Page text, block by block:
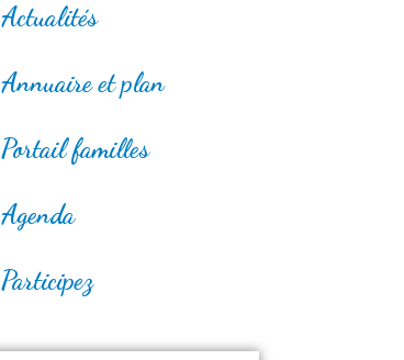
Actualités
Annuaire et plan
Portail familles
Agenda
Participez